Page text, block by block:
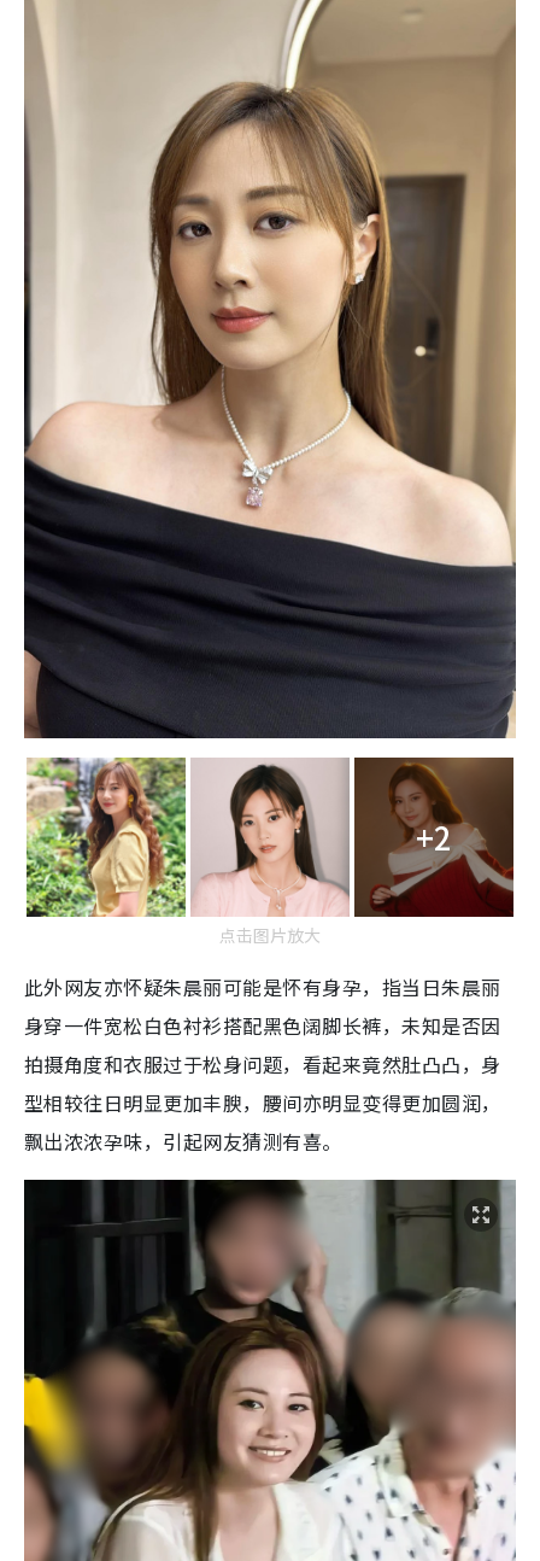
+2
点击图片放大
此外网友亦怀疑朱晨丽可能是怀有身孕，指当日朱晨丽
身穿一件宽松白色衬衫搭配黑色阔脚长裤，未知是否因
拍摄角度和衣服过于松身问题，看起来竟然肚凸凸，身
型相较往日明显更加丰腴，腰间亦明显变得更加圆润，
飘出浓浓孕味，引起网友猜测有喜。